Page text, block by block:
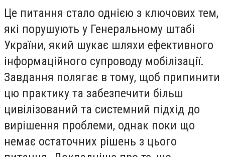
Це питання стало однією з ключових тем,
які порушують у Генеральному штабі
України, який шукає шляхи ефективного
інформаційного супроводу мобілізації.
Завдання полягає в тому, щоб припинити
цю практику та забезпечити більш
цивілізований та системний підхід до
вирішення проблеми, однак поки що
немає остаточних рішень з цього